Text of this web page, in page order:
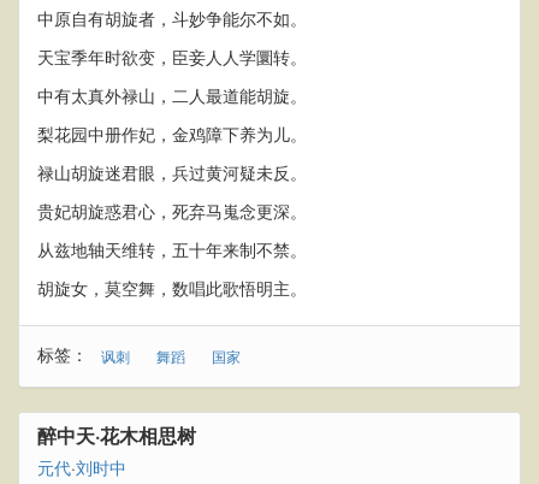
中原自有胡旋者，斗妙争能尔不如。
天宝季年时欲变，臣妾人人学圜转。
中有太真外禄山，二人最道能胡旋。
梨花园中册作妃，金鸡障下养为儿。
禄山胡旋迷君眼，兵过黄河疑未反。
贵妃胡旋惑君心，死弃马嵬念更深。
从兹地轴天维转，五十年来制不禁。
胡旋女，莫空舞，数唱此歌悟明主。
标签： 讽刺 舞蹈 国家
醉中天·花木相思树
元代·刘时中